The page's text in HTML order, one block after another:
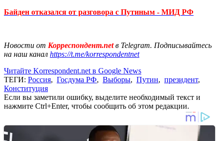
Байден отказался от разговора с Путиным - МИД РФ
Новости от Корреспондент.netв Telegram. Подписывайтесь
на наш канал https://t.me/korrespondentnet
Читайте Korrespondent.net в Google News
ТЕГИ: Россия, Госдума РФ, Выборы, Путин, президент,
Конституция
Если вы заметили ошибку, выделите необходимый текст и
нажмите Ctrl+Enter, чтобы сообщить об этом редакции.